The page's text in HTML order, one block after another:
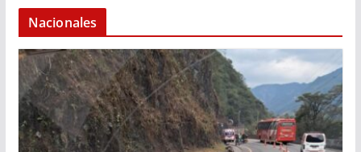
Nacionales